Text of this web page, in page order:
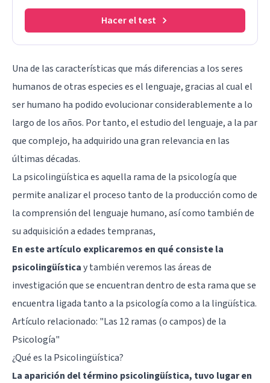
Hacer el test
Una de las características que más diferencias a los seres
humanos de otras especies es el lenguaje, gracias al cual el
ser humano ha podido evolucionar considerablemente a lo
largo de los años. Por tanto, el estudio del lenguaje, a la par
que complejo, ha adquirido una gran relevancia en las
últimas décadas.
La psicolingüística es aquella rama de la psicología que
permite analizar el proceso tanto de la producción como de
la comprensión del lenguaje humano, así como también de
su adquisición a edades tempranas,
En este artículo explicaremos en qué consiste la
psicolingüísticay también veremos las áreas de
investigación que se encuentran dentro de esta rama que se
encuentra ligada tanto a la psicología como a la lingüística.
Artículo relacionado: "Las 12 ramas (o campos) de la
Psicología"
¿Qué es la Psicolingüística?
La aparición del término psicolingüística, tuvo lugar en